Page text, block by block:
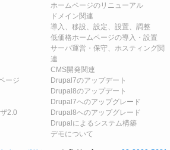
ージ
2.0
ホームページのリニューアル
ドメイン関連
導入、移設、設定、設置、調整
低価格ホームページの導入・設置
サーバ運営・保守、ホスティング関
連
CMS開発関連
Drupal7のアップデート
Drupal8のアップデート
Drupal7へのアップグレード
Drupal8へのアップグレード
Drupalによるシステム構築
デモについて